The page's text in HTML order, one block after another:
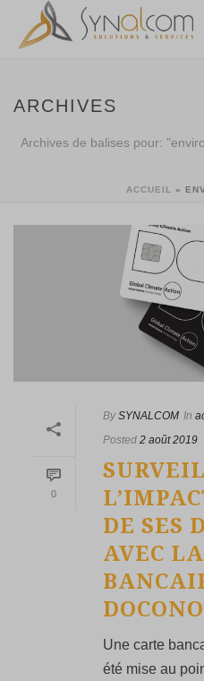
ARCHIVES
Archives de balises pour:
ACCUEIL »
0
By SYNALCOM In
Posted 2 août 2019
DE SES
AVEC
Une carte
été mise au